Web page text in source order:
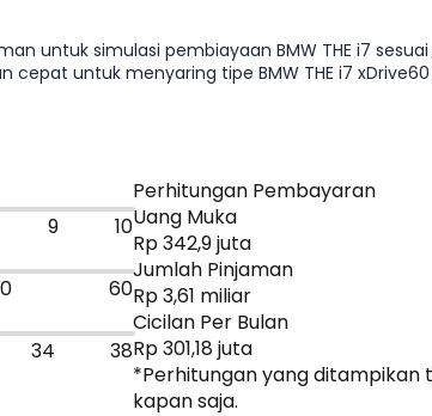
untuk simulasi pembiayaan BMW THE i7
untuk menyaring tipe BMW THE i7
9
10
60
34 38
Perhitungan Pembayaran
Uang Muka
Rp 342,9 juta
Jumlah Pinjaman
Rp 3,61 miliar
Cicilan Per Bulan
Rp 301,18 juta
*Perhitungan yang ditampikan
kapan saja.